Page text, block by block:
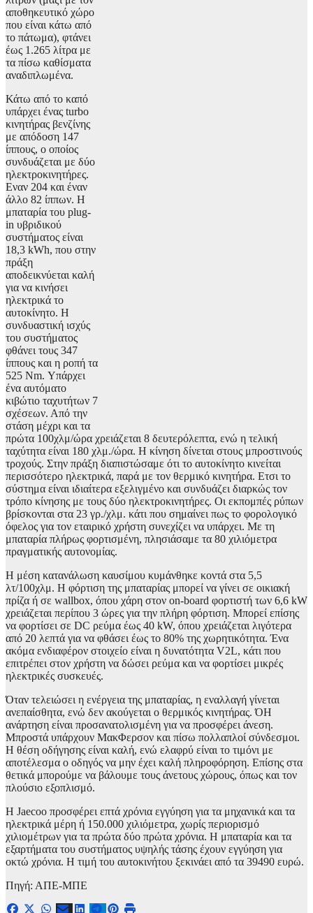
αποθηκευτικό χώρο
που είναι κάτω από
το πάτωμα), φτάνει
έως 1.265 λίτρα με
τα πίσω καθίσματα
αναδιπλωμένα.
Κάτω από το καπό
υπάρχει ένας turbo
κινητήρας βενζίνης
με απόδοση 147
ίππους, ο οποίος
συνδυάζεται με δύο
ηλεκτροκινητήρες.
Εναν 204 και έναν
άλλο 82 ίππων. Η
μπαταρία του plug-
in υβριδικού
συστήματος είναι
18,3 kWh, που στην
πράξη
αποδεικνύεται καλή
για να κινήσει
ηλεκτρικά το
αυτοκίνητο. Η
συνδυαστική ισχύς
του συστήματος
φθάνει τους 347
ίππους και η ροπή τα
525 Nm. Υπάρχει
ένα αυτόματο
κιβώτιο ταχυτήτων 7
σχέσεων. Από την
στάση μέχρι και τα
πρώτα 100χλμ/ώρα χρειάζεται 8 δευτερόλεπτα, ενώ η τελική
ταχύτητα είναι 180 χλμ./ώρα. Η κίνηση δίνεται στους μπροστινούς
τροχούς. Στην πράξη διαπιστώσαμε ότι το αυτοκίνητο κινείται
περισσότερο ηλεκτρικά, παρά με τον θερμικό κινητήρα. Ετσι το
σύστημα είναι ιδιαίτερα εξελιγμένο και συνδυάζει διαρκώς τον
τρόπο κίνησης με τους δύο ηλεκτροκινητήρες. Οι εκπομπές ρύπων
βρίσκονται στα 23 γρ./χλμ. κάτι που σημαίνει πως το φορολογικό
όφελος για τον εταιρικό χρήστη συνεχίζει να υπάρχει. Με τη
μπαταρία πλήρως φορτισμένη, πλησιάσαμε τα 80 χιλιόμετρα
πραγματικής αυτονομίας.
Η μέση κατανάλωση καυσίμου κυμάνθηκε κοντά στα 5,5
λτ/100χλμ. Η φόρτιση της μπαταρίας μπορεί να γίνει σε οικιακή
πρίζα ή σε wallbox, όπου χάρη στον on-board φορτιστή των 6,6 kW
χρειάζεται περίπου 3 ώρες για την πλήρη φόρτιση. Μπορεί επίσης
να φορτίσει σε DC ρεύμα έως 40 kW, όπου χρειάζεται λιγότερα
από 20 λεπτά για να φθάσει έως το 80% της χωρητικότητα. Ένα
ακόμα ενδιαφέρον στοιχείο είναι η δυνατότητα V2L, κάτι που
επιτρέπει στον χρήστη να δώσει ρεύμα και να φορτίσει μικρές
ηλεκτρικές συσκευές.
Όταν τελειώσει η ενέργεια της μπαταρίας, η εναλλαγή γίνεται
ανεπαίσθητα, ενώ δεν ακούγεται ο θερμικός κινητήρας. ΌΗ
ανάρτηση είναι προσανατολισμένη για να προσφέρει άνεση.
Μπροστά υπάρχουν ΜακΦερσον και πίσω πολλαπλοί σύνδεσμοι.
Η θέση οδήγησης είναι καλή, ενώ ελαφρύ είναι το τιμόνι με
αποτέλεσμα ο οδηγός να μην έχει καλή πληροφόρηση. Επίσης στα
θετικά μπορούμε να βάλουμε τους άνετους χώρους, όπως και τον
πλούσιο εξοπλισμό.
Η Jaecoo προσφέρει επτά χρόνια εγγύηση για τα μηχανικά και τα
ηλεκτρικά μέρη ή 150.000 χιλιόμετρα, χωρίς περιορισμό
χιλιομέτρων για τα πρώτα δύο πρώτα χρόνια. Η μπαταρία και τα
εξαρτήματα του συστήματος υψηλής τάσης έχουν εγγύηση για
οκτώ χρόνια. Η τιμή του αυτοκινήτου ξεκινάει από τα 39490 ευρώ.
Πηγή: ΑΠΕ-ΜΠΕ